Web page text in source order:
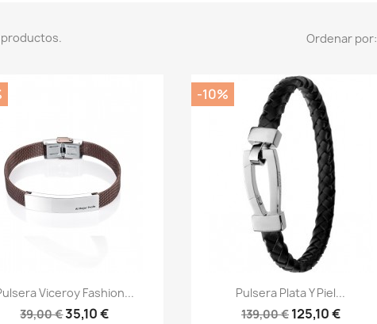
productos. Ordenar por:
Vista rápida
Viceroy Fashion...
39,00 €35,10 €
Vista rápida
Pulsera Plata Y Piel...
139,00 € 125,10 €
-10%